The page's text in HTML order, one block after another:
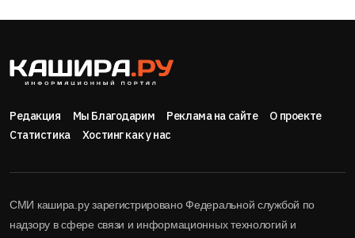
Редакция Мы Благодарим Реклама на сайте
О проекте
Статистика
Хостинг как у нас
СМИ кашира.ру зарегистрировано Федеральной службой по
надзору в сфере связи и информационных технологий и